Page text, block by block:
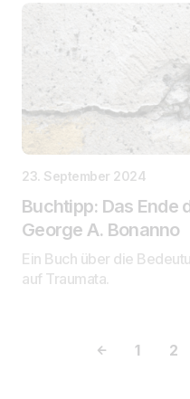
23. September 2024
Buchtipp: Das Ende
George A. Bonanno
Ein Buch über die
auf Traumata.
1 2